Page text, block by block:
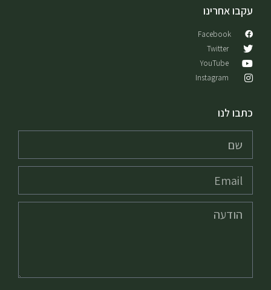
עקבו אחרינו
Facebook
Twitter
YouTube
Instagram
כתבו לנו